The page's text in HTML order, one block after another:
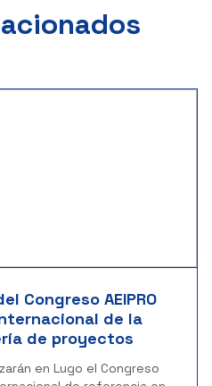
Congreso AEIPRO
de la
de proyectos
en Lugo el Congreso